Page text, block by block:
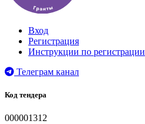
Вход
Регистрация
Инструкции по регистрации
Телеграм канал
Код тендера
000001312